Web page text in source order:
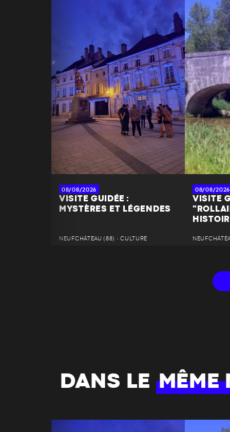
Enfant (- de 8 ans) : 0 €
RÉSERVER
PARTAGER À MES AMIS
08/08/2026
VISITE GUIDÉE :
MYSTÈRES ET LÉGENDES
NEUFCHÂTEAU (88) • CULTURE
08/08/2026
VISITE
DANS LE MÊME